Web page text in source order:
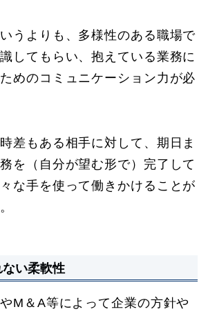
うよりも、多様性のある職場で
してもらい、抱えている業務に
めのコミュニケーション力が必
差もある相手に対して、期日ま
を（自分が望む形で）完了して
な手を使って働きかけることが
い柔軟性
M＆A等によって企業の方針や